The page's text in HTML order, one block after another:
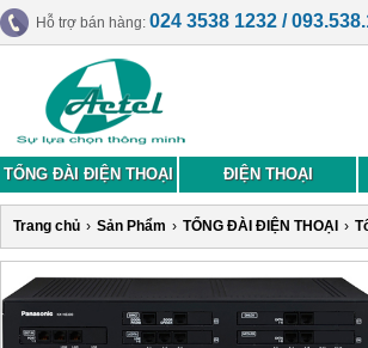
Hỗ trợ bán hàng: 024 3538 1232 /
TỔNG ĐÀI ĐIỆN THOẠI ĐIỆN THOẠI
Trang chủ › Sản Phẩm › TỔNG ĐÀI ĐIỆN THOẠI ›